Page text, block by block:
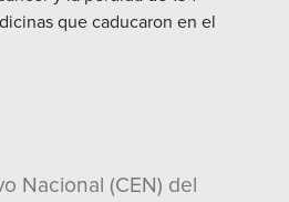
que caducaron en el
Nacional (CEN) del